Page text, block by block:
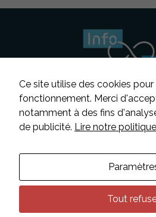
Suivez-nous
Contacter
Mentions
Ce site utilise des cookies
fonctionnement. Merci
notamment à des fins
de publicité. Lire notre
Tout